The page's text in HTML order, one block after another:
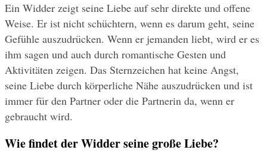
Ein Widder zeigt seine Liebe auf sehr direkte und offene
Weise. Er ist nicht schüchtern, wenn es darum geht, seine
Gefühle auszudrücken. Wenn er jemanden liebt, wird er es
ihm sagen und auch durch romantische Gesten und
Aktivitäten zeigen. Das Sternzeichen hat keine Angst,
seine Liebe durch körperliche Nähe auszudrücken und ist
immer für den Partner oder die Partnerin da, wenn er
gebraucht wird.
Wie findet der Widder seine große Liebe?